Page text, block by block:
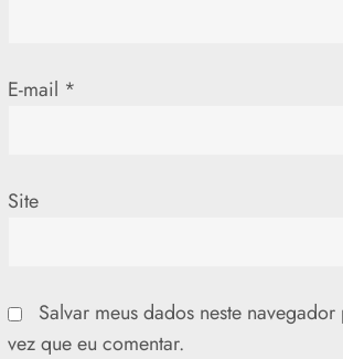
t
E-mail *
Site
Salvar meus dados neste
vez que eu comentar.